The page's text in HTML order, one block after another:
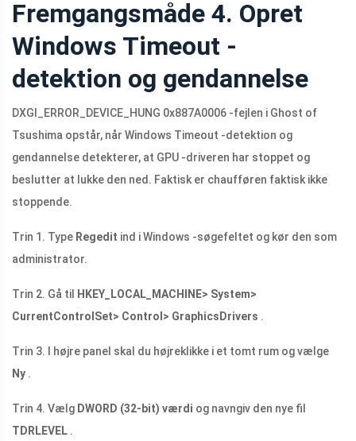
Fremgangsmåde 4. Opret
Windows Timeout -
detektion og gendannelse
DXGI_ERROR_DEVICE_HUNG 0x887A0006 -fejlen i Ghost of
Tsushima opstår, når Windows Timeout -detektion og
gendannelse detekterer, at GPU -driveren har stoppet og
beslutter at lukke den ned. Faktisk er chaufføren faktisk ikke
stoppende.
Trin 1. Type Regedit ind i Windows -søgefeltet og kør den som
administrator.
Trin 2. Gå til
HKEY_LOCAL_MACHINE> System>
CurrentControlSet> Control> GraphicsDrivers .
Trin 3. I højre panel skal du højreklikke i et tomt rum og vælge
Ny .
Trin 4. Vælg DWORD (32-bit) værdi og navngiv den nye fil
TDRLEVEL .